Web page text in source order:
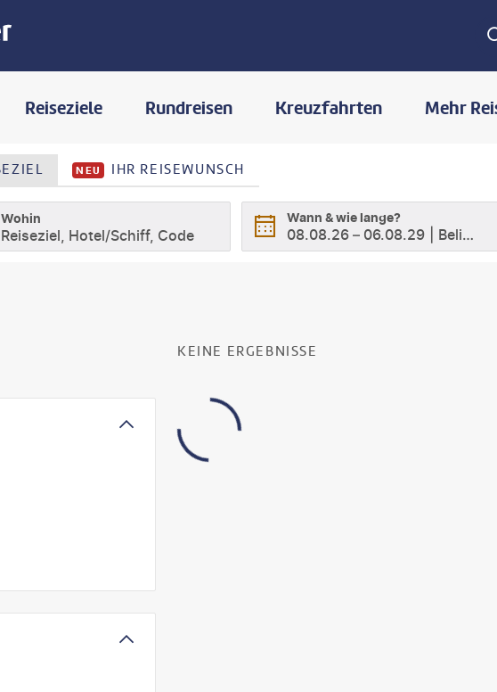
Reiseziele Rundreisen Kreuzfahrten Mehr
NEU IHR REISEWUNSCH
Wohin
Reiseziel, Hotel/Schiff, Code
Wann & wie lange?
08.08.26– 06.08.29 Beliebig
SUCHERGEBNISSE
KEINE ERGEBNISSE